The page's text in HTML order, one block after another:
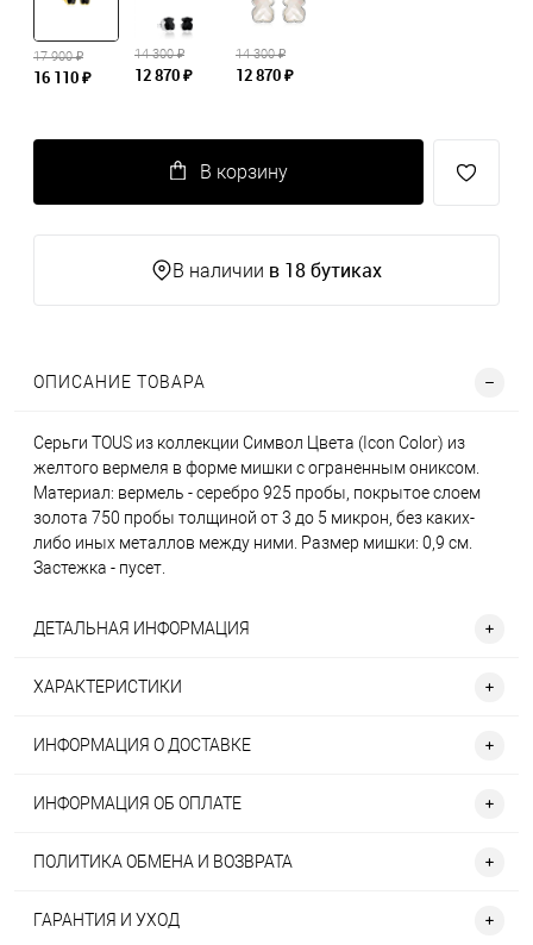
17 900 ₽
16 110 ₽
14 300 ₽
12 870 ₽
14 300 ₽
12 870 ₽
В корзину
В наличии в 18 бутиках
ОПИСАНИЕ ТОВАРА
Серьги TOUS из коллекции Символ Цвета (Icon Color) из
желтого вермеля в форме мишки с ограненным ониксом.
Материал: вермель - серебро 925 пробы, покрытое слоем
золота 750 пробы толщиной от 3 до 5 микрон, без каких-
либо иных металлов между ними. Размер мишки: 0,9 см.
Застежка - пусет.
ДЕТАЛЬНАЯ ИНФОРМАЦИЯ
ХАРАКТЕРИСТИКИ
ИНФОРМАЦИЯ О ДОСТАВКЕ
ИНФОРМАЦИЯ ОБ ОПЛАТЕ
ПОЛИТИКА ОБМЕНА И ВОЗВРАТА
ГАРАНТИЯ И УХОД